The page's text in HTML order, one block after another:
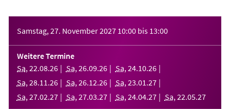
Samstag, 27. November 2027 10:00 bis 13:00
Weitere Termine
Sa, 22.08.26 Sa, 26.09.26 Sa, 24.10.26
Sa, 28.11 .26 Sa, 26.12.26 Sa, 23.01 .27
Sa, 27.02.27 Sa, 27.03.27 Sa, 24.04.27 Sa, 22.05.27